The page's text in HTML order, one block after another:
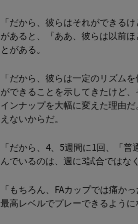
「だから、彼らはそれができる
があると、『ああ、彼らは以前
とがある。
「だから、彼らは一定のリズム
ができることを示してきたけど
インナップを大幅に変えた理由
えないからだ。
「だから、4、5週間に1回、「
んでいるのは、週に3試合ではな
「もちろん、FAカップでは痛か
最高レベルでプレーできるよう